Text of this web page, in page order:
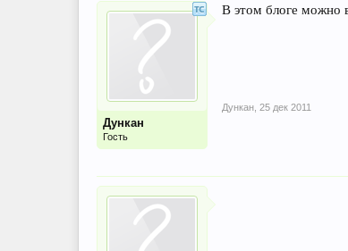
Дункан
Гость
В этом блоге можно
Дункан 25 дек 2011